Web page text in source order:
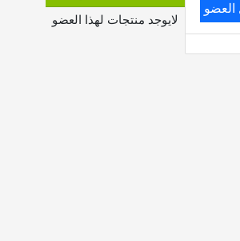
العضو
لايوجد منتجات لهذا العضو